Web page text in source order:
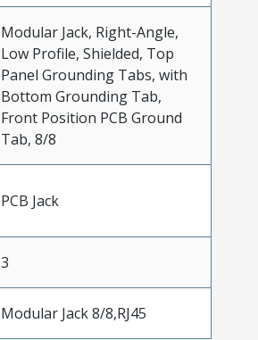
Modular Jack, Right-Angle,
Low Profile, Shielded, Top
Panel Grounding Tabs, with
Bottom Grounding Tab,
Front Position PCB Ground
Tab, 8/8
PCB Jack
3
Modular Jack 8/8,RJ45